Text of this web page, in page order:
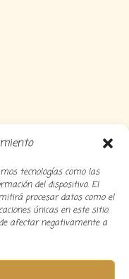
tecnologías como las
del dispositivo. El
procesar datos como el
únicas en este sitio.
afectar negativamente a
por